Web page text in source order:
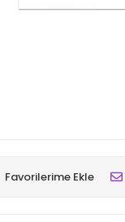
Favorilerime Ekle